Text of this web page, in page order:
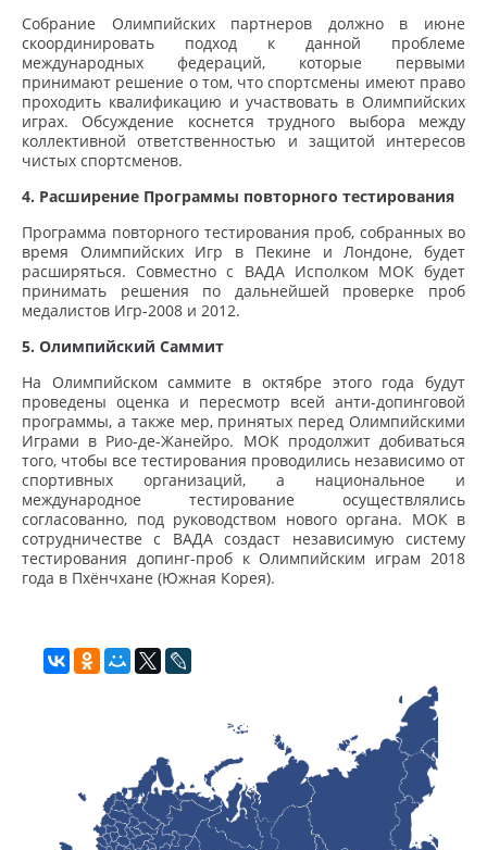
Собрание Олимпийских партнеров должно в июне
скоординировать подход к данной проблеме
международных федераций, которые первыми
принимают решение о том, что спортсмены имеют право
проходить квалификацию и участвовать в Олимпийских
играх. Обсуждение коснется трудного выбора между
коллективной ответственностью и защитой интересов
чистых спортсменов.
4. Расширение Программы повторного тестирования
Программа повторного тестирования проб, собранных во
время Олимпийских Игр в Пекине и Лондоне, будет
расширяться. Совместно с ВАДА Исполком МОК будет
принимать решения по дальнейшей проверке проб
медалистов Игр-2008 и 2012.
5. Олимпийский Саммит
На Олимпийском саммите в октябре этого года будут
проведены оценка и пересмотр всей анти-допинговой
программы, а также мер, принятых перед Олимпийскими
Играми в Рио-де-Жанейро. МОК продолжит добиваться
того, чтобы все тестирования проводились независимо от
спортивных организаций, а национальное и
международное тестирование осуществлялись
согласованно, под руководством нового органа. МОК в
сотрудничестве с ВАДА создаст независимую систему
тестирования допинг-проб к Олимпийским играм 2018
года в Пхёнчхане (Южная Корея).